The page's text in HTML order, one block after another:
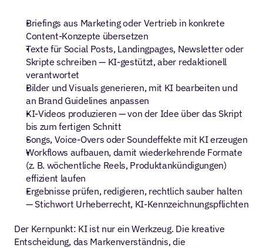
Briefings aus Marketing oder Vertrieb in konkrete
Content-Konzepte übersetzen
Texte für Social Posts, Landingpages, Newsletter oder
Skripte schreiben — KI-gestützt, aber redaktionell
verantwortet
Bilder und Visuals generieren, mit KI bearbeiten und
an Brand Guidelines anpassen
KI-Videos produzieren — von der Idee über das Skript
bis zum fertigen Schnitt
Songs, Voice-Overs oder Soundeffekte mit KI erzeugen
Workflows aufbauen, damit wiederkehrende Formate
(z. B. wöchentliche Reels, Produktankündigungen)
effizient laufen
Ergebnisse prüfen, redigieren, rechtlich sauber halten
— Stichwort Urheberrecht, KI-Kennzeichnungspflichten
Der Kernpunkt: KI ist nur ein Werkzeug. Die kreative
Entscheidung, das Markenverständnis, die